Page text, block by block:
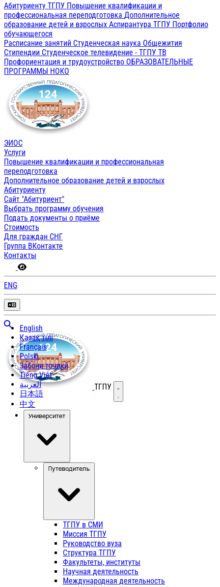
Абитуриенту ТГПУ Повышение квалификации и
профессиональная переподготовка Дополнительное
образование детей и взрослых Аспирантура ТГПУ Портфолио
обучающегося
Расписание занятий Студенческая наука Общежития
Стипендии Студенческое телевидение - ТГПУ ТВ
Профориентация и трудоустройство ОБРАЗОВАТЕЛЬНЫЕ
ПРОГРАММЫ НОКО
ЭИОС
Услуги
Повышение квалификации и профессиональная
переподготовка
Дополнительное образование детей и взрослых
Абитуриенту
Сайт "Абитуриент"
Выбрать программу обучения
Подать документы о приёме
Стоимость
Для граждан СНГ
Группа ВКонтакте
Контакты
ENG
English
Қазақ тілі
Français
Polski
Забони тоҷикӣ
Tiếng Việt
العربية
日本語
中文
ТГПУ Открыть меню
Университет
Путеводитель
ТГПУ в СМИ
Миссия ТГПУ
Руководство вуза
Структура ТГПУ
Факультеты, институты
Научная деятельность
Международная деятельность